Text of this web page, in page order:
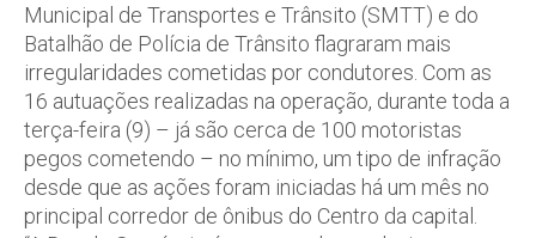
Municipal de Transportes e Trânsito (SMTT) e do
Batalhão de Polícia de Trânsito flagraram mais
irregularidades cometidas por condutores. Com as
16 autuações realizadas na operação, durante toda a
terça-feira (9) – já são cerca de 100 motoristas
pegos cometendo – no mínimo, um tipo de infração
desde que as ações foram iniciadas há um mês no
principal corredor de ônibus do Centro da capital.